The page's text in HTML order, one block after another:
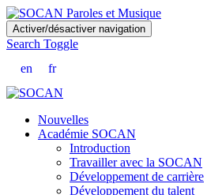
Skip
to
main
content
Activer/désactiver navigation
Search Toggle
en
fr
Nouvelles
Académie SOCAN
Introduction
Travailler avec la SOCAN
Développement de carrière
Développement du talent